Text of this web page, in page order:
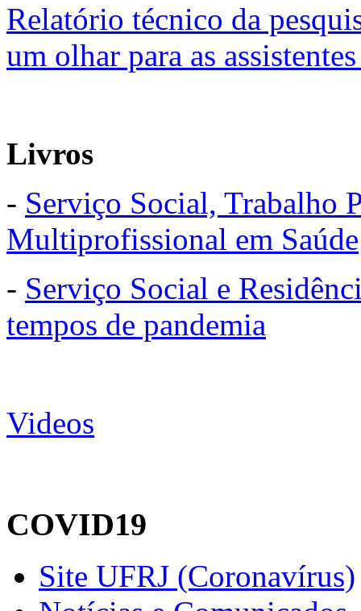
Relatório técnico da
um olhar para as
Livros
- Serviço Social, Trabalho
Multiprofissional em Saúde
- Serviço Social e
tempos de pandemia
Videos
COVID19
Site UFRJ (Coronavírus)